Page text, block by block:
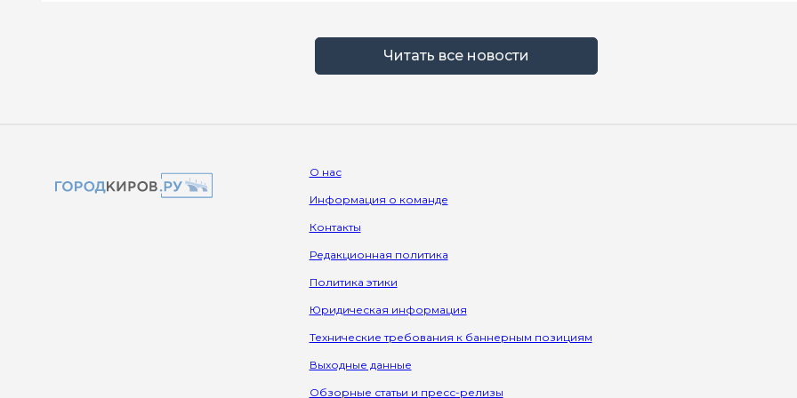
Читать все новости
О нас
Информация о команде
Контакты
Редакционная политика
Политика этики
Юридическая информация
Технические требования к баннерным позициям
Выходные данные
Обзорные статьи и пресс-релизы